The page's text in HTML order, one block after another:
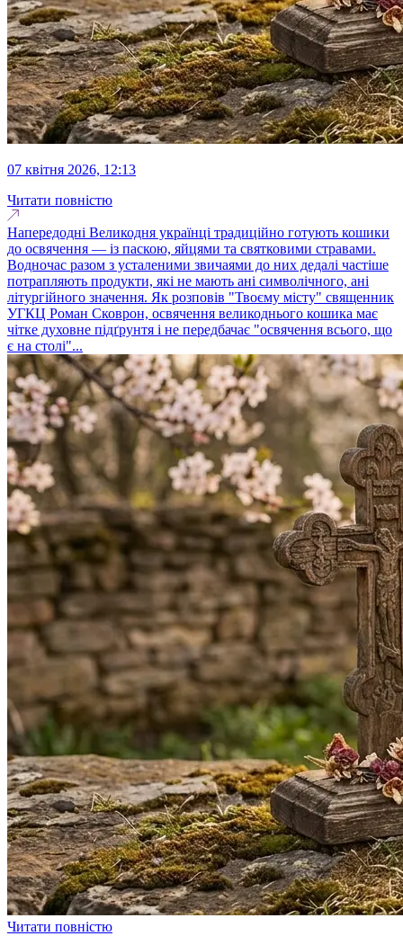
07 квітня 2026, 12:13
Читати повністю
Напередодні Великодня українці традиційно готують кошики
до освячення — із паскою, яйцями та святковими стравами.
Водночас разом з усталеними звичаями до них дедалі частіше
потрапляють продукти, які не мають ані символічного, ані
літургійного значення. Як розповів "Твоєму місту" священник
УГКЦ Роман Сковрон, освячення великоднього кошика має
чітке духовне підґрунтя і не передбачає "освячення всього, що
є на столі"...
Читати повністю